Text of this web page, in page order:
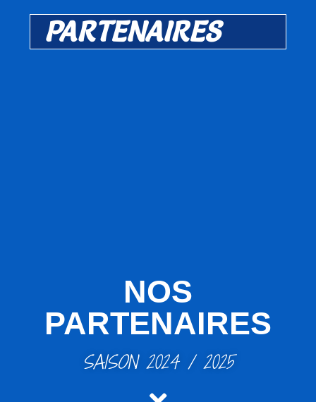
PARTENAIRES
NOS
PARTENAIRES
SAISON 2024 / 2025